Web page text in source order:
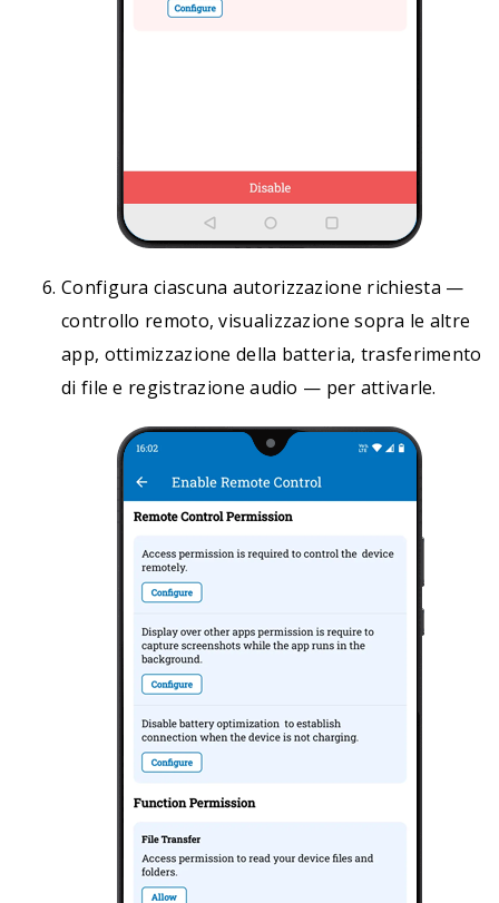
Configura ciascuna autorizzazione richiesta —
controllo remoto, visualizzazione sopra le altre
app, ottimizzazione della batteria, trasferimento
di file e registrazione audio — per attivarle.